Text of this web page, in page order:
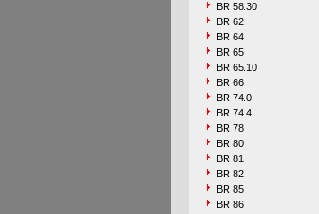
BR 58.30
BR 62
BR 64
BR 65
BR 65.10
BR 66
BR 74.0
BR 74.4
BR 78
BR 80
BR 81
BR 82
BR 85
BR 86